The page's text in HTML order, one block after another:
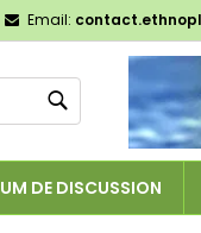
Email:
Rechercher
DE DISCUSSION
add_circle_outline